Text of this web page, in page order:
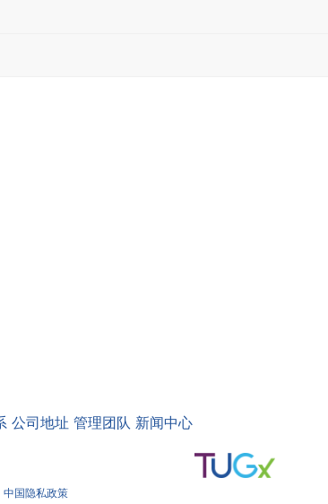
公司地址 管理团队 新闻中心
中国隐私政策